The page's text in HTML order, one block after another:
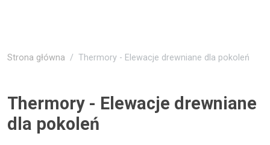
Strona główna Thermory - Elewacje drewniane dla pokoleń
Thermory - Elewacje drewniane
dla pokoleń